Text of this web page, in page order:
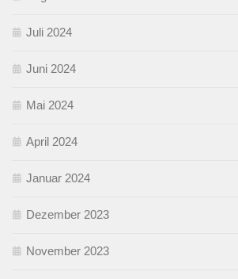
Juli 2024
Juni 2024
Mai 2024
April 2024
Januar 2024
Dezember 2023
November 2023